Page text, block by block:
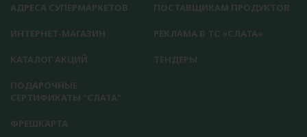
АДРЕСА СУПЕРМАРКЕТОВ
ИНТЕРНЕТ-МАГАЗИН
КАТАЛОГ АКЦИЙ
ПОДАРОЧНЫЕ
СЕРТИФИКАТЫ "СЛАТА"
ФРЕШКАРТА
ПОСТАВЩИКАМ ПРОДУКТОВ
РЕКЛАМА В ТС «СЛАТА»
ТЕНДЕРЫ